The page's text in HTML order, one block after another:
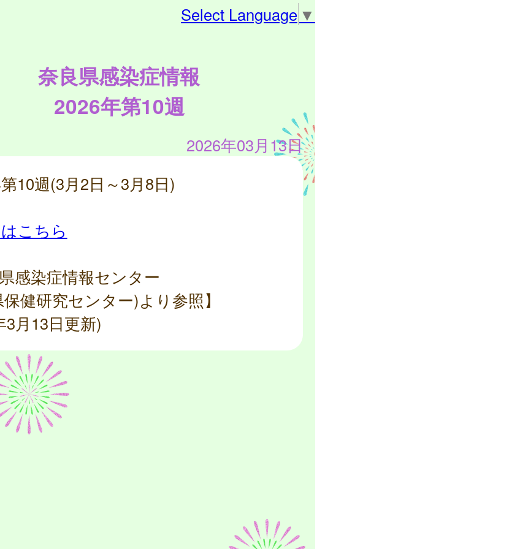
Select Language ▼
奈良県感染症情報
2026年第10週
2026年03月13日
10週(3月2日～3月8日)
こちら
県感染症情報センター
健研究センター)より参照】
3月13日更新)